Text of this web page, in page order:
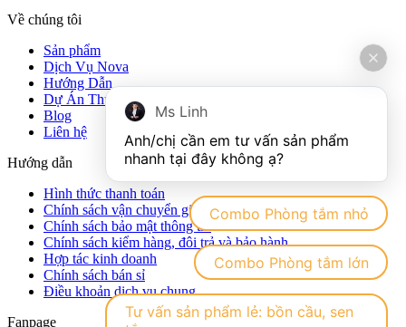
Về chúng tôi
Sản phẩm
Dịch Vụ Nova
Hướng Dẫn
Dự Án Thực Tế
Blog
Liên hệ
Hướng dẫn
Hình thức thanh toán
Chính sách vận chuyển giao nhận hàng hóa
Chính sách bảo mật thông tin
Chính sách kiểm hàng, đôi trả và bảo hành
Hợp tác kinh doanh
Chính sách bán sỉ
Điều khoản dịch vụ chung
Fanpage
Ms Linh
Anh/chị cần em tư vấn sản phẩm
Combo Phòng tắm nhỏ
Combo Phòng tắm lớn
Tư vấn sản phẩm lẻ: bồn cầu, sen